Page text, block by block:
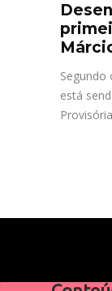
Segundo
está